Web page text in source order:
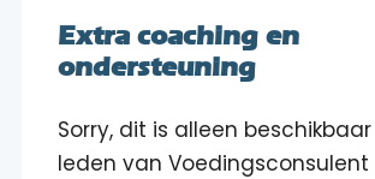
Extra coaching en
ondersteuning
Sorry, dit is alleen
leden van Voedingsconsulent